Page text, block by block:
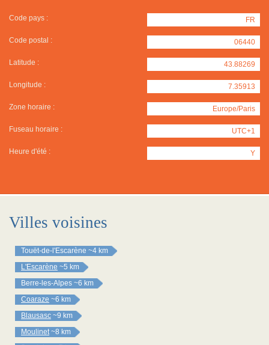
Code pays : FR
Code postal : 06440
Latitude : 43.88269
Longitude : 7.35913
Zone horaire : Europe/Paris
Fuseau horaire : UTC+1
Heure d'été : Y
Villes voisines
Touët-de-l'Escarène ~4 km
L'Escarène ~5 km
Berre-les-Alpes ~6 km
Coaraze ~6 km
Blausasc ~9 km
Moulinet ~8 km